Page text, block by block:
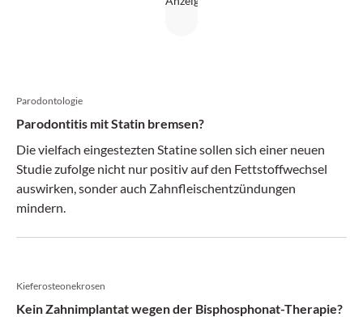
Parodontologie
Parodontitis mit Statin bremsen?
Die vielfach eingestezten Statine sollen sich einer neuen
Studie zufolge nicht nur positiv auf den Fettstoffwechsel
auswirken, sonder auch Zahnfleischentzündungen
mindern.
Kieferosteonekrosen
Kein Zahnimplantat wegen der Bisphosphonat-Therapie?